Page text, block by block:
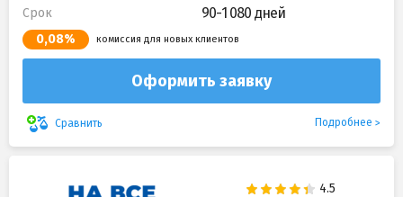
Срок 90-1 080 дней
0,08% комиссия для новых клиентов
Оформить заявку
Сравнить Подробнее